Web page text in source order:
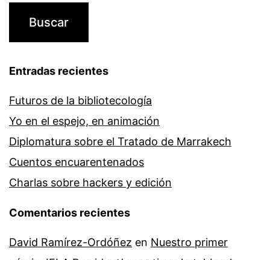
Entradas recientes
Futuros de la bibliotecología
Yo en el espejo, en animación
Diplomatura sobre el Tratado de Marrakech
Cuentos encuarentenados
Charlas sobre hackers y edición
Comentarios recientes
David Ramírez-Ordóñez en Nuestro primer